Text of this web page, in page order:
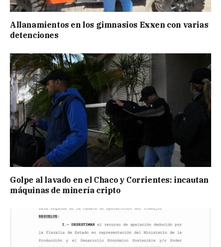
Allanamientos en los gimnasios Exxen con varias
detenciones
Golpe al lavado en el Chaco y Corrientes: incautan
máquinas de minería cripto